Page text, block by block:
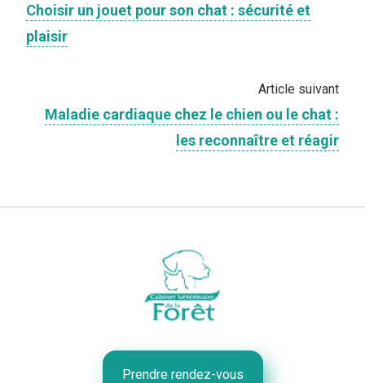
Choisir un jouet pour son chat : sécurité et
plaisir
Article suivant
Maladie cardiaque chez le chien ou le chat :
les reconnaître et réagir
Prendre rendez-vous